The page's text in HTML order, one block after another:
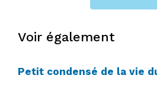
Voir également
Petit condensé de la vie